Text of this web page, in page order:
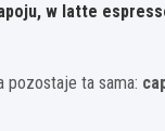
w latte
pozostaje ta sama: